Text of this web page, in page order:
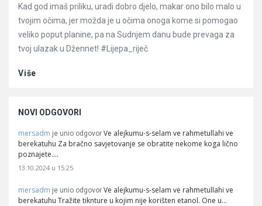
Kad god imaš priliku, uradi dobro djelo, makar ono bilo malo u
tvojim očima, jer možda je u očima onoga kome si pomogao
veliko poput planine, pa na Sudnjem danu bude prevaga za
tvoj ulazak u Džennet! #Lijepa_riječ
Više
NOVI ODGOVORI
mersadm je unio odgovor Ve alejkumu-s-selam ve rahmetullahi ve
berekatuhu Za bračno savjetovanje se obratite nekome koga lično
poznajete.…
13.10.2024 u 15:25
mersadm je unio odgovor Ve alejkumu-s-selam ve rahmetullahi ve
berekatuhu Tražite tiknture u kojim nije korišten etanol. One u…